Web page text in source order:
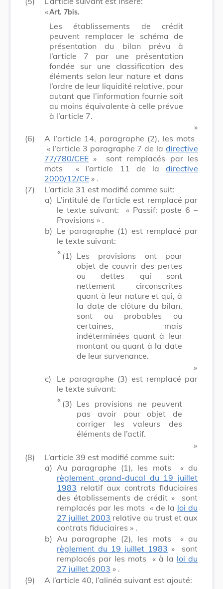
​ «Art. 7bis.
Les établissements de crédit
peuvent remplacer le schéma de
présentation du bilan prévu à
l’article 7 par une présentation
fondée sur une classification des
éléments selon leur nature et dans
l’ordre de leur liquidité relative, pour
autant que l’information fournie soit
au moins équivalente à celle prévue
à l’article 7.
​ »
(6)
A l’article 14, paragraphe (2), les mots
« l’article 3 paragraphe 7 de la directive
77/780/CEE »
sont remplacés par les
mots
« l’article 11 de ladirective
2000/12/CE » .
(7)
L’article 31 est modifié comme suit:
a) L’intitulé de l’article est remplacé par
le texte suivant:
« Passif: poste 6 –
Provisions » .
b) Le paragraphe (1) est remplacé par
le texte suivant:
​ « (1) Les provisions ont pour
objet de couvrir des pertes
ou dettes qui sont
nettement circonscrites
quant à leur nature et qui, à
la date de clôture du bilan,
sont ou probables ou
certaines, mais
indéterminées quant à leur
montant ou quant à la date
de leur survenance.
​ »
c)
Le paragraphe (3) est remplacé par
le texte suivant:
​ « (3) Les provisions ne peuvent
pas avoir pour objet de
corriger les valeurs des
éléments de l’actif.
​ »
(8)
L’article 39 est modifié comme suit:
a) Au paragraphe (1), les mots
« du
règlement grand-ducal du 19 juillet
1983 relatif aux contrats fiduciaires
des établissements de crédit »
sont
remplacés par les mots « de la loi du
27 juillet 2003 relative au trust et aux
contrats fiduciaires » .
b) Au paragraphe (2), les mots
« au
règlement du 19 juillet 1983 »
sont
remplacés par les mots
« à la loi du
27 juillet 2003 » .
(9)
A l’article 40, l’alinéa suivant est ajouté: